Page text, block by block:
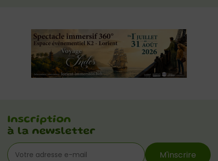
Inscription
à la newsletter
M'inscrire